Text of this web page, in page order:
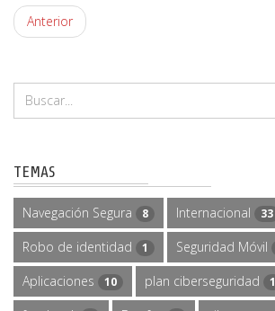
Anterior
TEMAS
Navegación Segura 8 Internacional 33
Robo de identidad 1 Seguridad Móvil
Aplicaciones 10 plan ciberseguridad 1